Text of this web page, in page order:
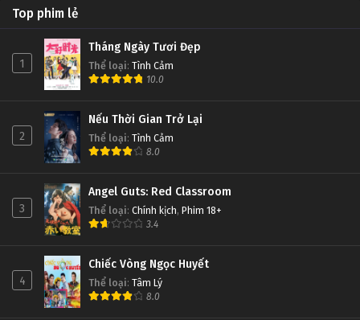
Top phim lẻ
1
Tháng Ngày Tươi Đẹp
Thể loại: Tình Cảm
10.0
2
Nếu Thời Gian Trở Lại
Thể loại: Tình Cảm
8.0
3
Angel Guts: Red Classroom
Thể loại: Chính kịch, Phim 18+
3.4
4
Chiếc Vòng Ngọc Huyết
Thể loại: Tâm Lý
8.0